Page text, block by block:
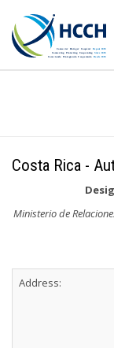
Costa Rica -
Ministerio de
Address: